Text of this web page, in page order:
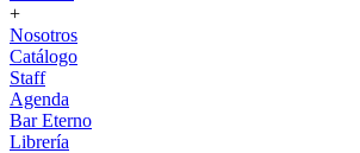
+
Nosotros
Catálogo
Staff
Agenda
Bar Eterno
Librería